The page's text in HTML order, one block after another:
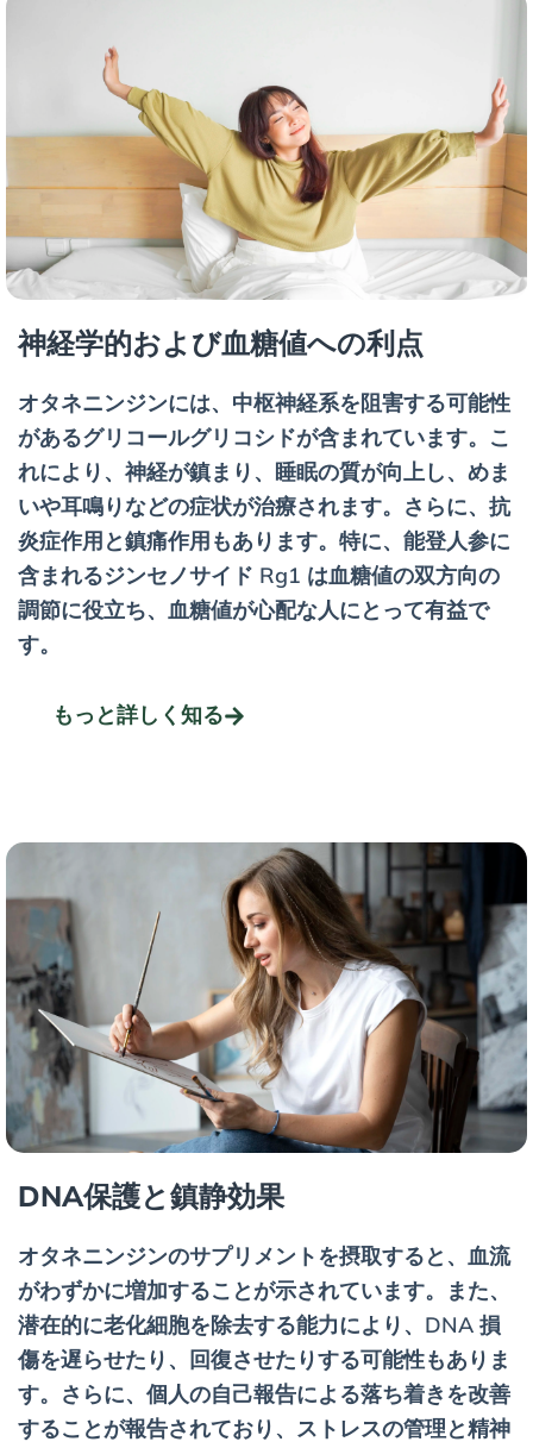
神経学的および血糖値への利点
オタネニンジンには、中枢神経系を阻害する可能性
があるグリコールグリコシドが含まれています。こ
れにより、神経が鎮まり、睡眠の質が向上し、めま
いや耳鳴りなどの症状が治療されます。さらに、抗
炎症作用と鎮痛作用もあります。特に、能登人参に
含まれるジンセノサイド Rg1 は血糖値の双方向の
調節に役立ち、血糖値が心配な人にとって有益で
す。
もっと詳しく知る
DNA保護と鎮静効果
オタネニンジンのサプリメントを摂取すると、血流
がわずかに増加することが示されています。また、
潜在的に老化細胞を除去する能力により、DNA 損
傷を遅らせたり、回復させたりする可能性もありま
す。さらに、個人の自己報告による落ち着きを改善
することが報告されており、ストレスの管理と精神